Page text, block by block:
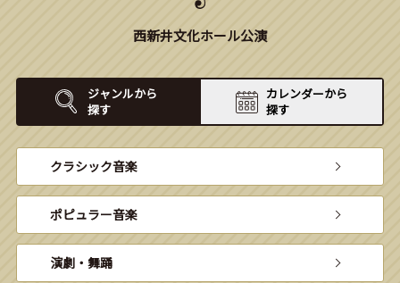
西新井文化ホール公演
ジャンルから
探す
カレンダーから
探す
クラシック音楽
ポピュラー音楽
演劇・舞踊